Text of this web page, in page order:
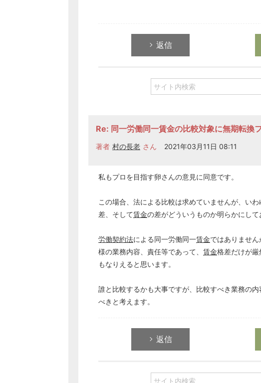
返信
Re: 同一労働同一賃金の比較対象に無期転換
著者 村の長老 さん 2021年03月11日 08:11
私もプロを目指す卵さんの意見に同意です。
この場合、法による比較は求めていませんが、い
差、そして賃金の差がどういうものか明らかにして
労働契約法による同一労働同一賃金ではありませ
様の業務内容、責任等であって、 賃金格差だけが
もなりえると思います。
誰と比較するかも大事ですが、比較すべき業務の
べきと考えます。
返信